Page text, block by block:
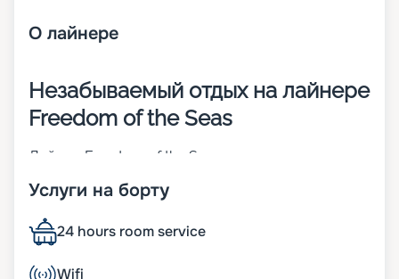
О лайнере
Незабываемый отдых на лайнере
Freedom of the Seas
Лайнер Freedom of the Seas – легендарное
Caribbean International. Оно было построено в
модернизация. Его суда-близнецы –
Independence of the Seas и Liberty of the Seas.
Основные характеристики лайнера:
Услуги на борту
24 hours room service
Wifi